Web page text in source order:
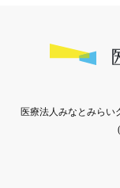
医療法人みなとみらい